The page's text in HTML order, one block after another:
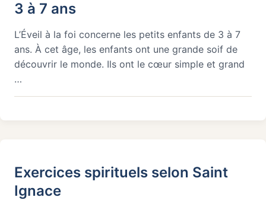
3 à 7 ans
L’Éveil à la foi concerne les petits enfants de 3 à 7
ans. À cet âge, les enfants ont une grande soif de
découvrir le monde. Ils ont le cœur simple et grand
…
Exercices spirituels selon Saint
Ignace